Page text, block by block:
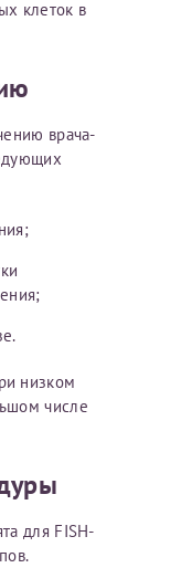
клеток в
врача-
низком
числе
для FISH-
Российской
вычет - ФИО